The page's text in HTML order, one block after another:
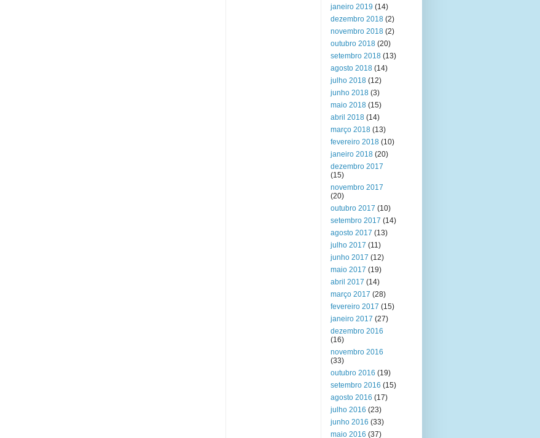
janeiro 2019 (14)
dezembro 2018 (2)
novembro 2018 (2)
outubro 2018 (20)
setembro 2018 (13)
agosto 2018 (14)
julho 2018 (12)
junho 2018 (3)
maio 2018 (15)
abril 2018 (14)
março 2018 (13)
fevereiro 2018 (10)
janeiro 2018 (20)
dezembro 2017
(15)
novembro 2017
(20)
outubro 2017 (10)
setembro 2017 (14)
agosto 2017 (13)
julho 2017 (11)
junho 2017 (12)
maio 2017 (19)
abril 2017 (14)
março 2017 (28)
fevereiro 2017 (15)
janeiro 2017 (27)
dezembro 2016
(16)
novembro 2016
(33)
outubro 2016 (19)
setembro 2016 (15)
agosto 2016 (17)
julho 2016 (23)
junho 2016 (33)
maio 2016 (37)